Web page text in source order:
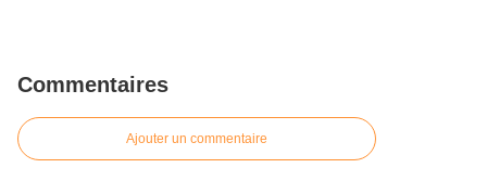
Commentaires
Ajouter un commentaire